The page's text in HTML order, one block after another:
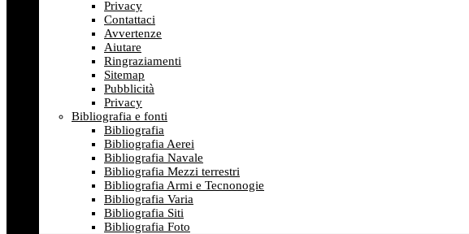
Privacy
Contattaci
Avvertenze
Aiutare
Ringraziamenti
Sitemap
Pubblicità
Privacy
Bibliografia e fonti
Bibliografia
Bibliografia Aerei
Bibliografia Navale
Bibliografia Mezzi terrestri
Bibliografia Armi e Tecnonogie
Bibliografia Varia
Bibliografia Siti
Bibliografia Foto